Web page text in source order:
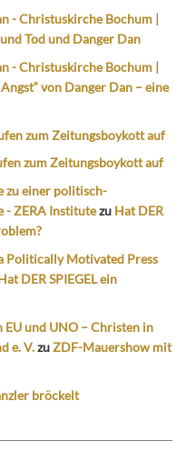
- Christuskirche Bochum |
Tod und Danger Dan
- Christuskirche Bochum |
von Danger Dan – eine
zum Zeitungsboykott auf
zum Zeitungsboykott auf
zu einer politisch-
- ZERA Institutezu Hat DER
Politically Motivated Press
DER SPIEGEL ein
und UNO – Christen in
e. V.zuZDF-Mauershow mit
bröckelt